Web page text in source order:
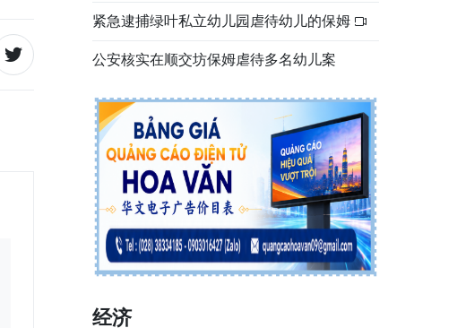
紧急逮捕绿叶私立幼儿园虐待幼儿的保姆
公安核实在顺交坊保姆虐待多名幼儿案
经济